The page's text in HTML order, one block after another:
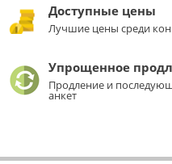
Доступные цены
Лучшие цены среди
Упрощенное
Продление и
анкет